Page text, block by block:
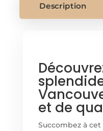
Description
et de
Succombez à